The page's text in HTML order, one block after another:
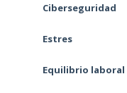
Ciberseguridad
Estres
Equilibrio laboral